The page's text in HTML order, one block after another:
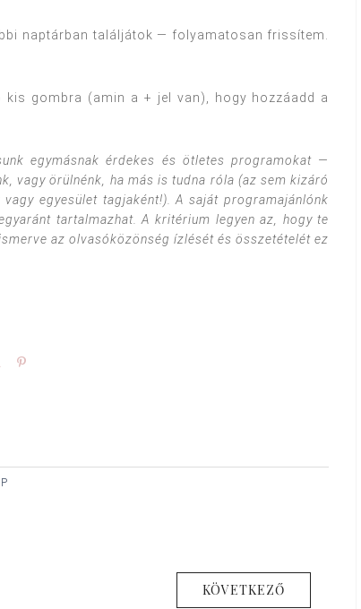
naptárban találjátok — folyamatosan frissítem.
gombra (amin a + jel van), hogy hozzáadd a
egymásnak érdekes és ötletes programokat —
vagy örülnénk, ha más is tudna róla (az sem kizáró
egyesület tagjaként!). A saját programajánlónk
tartalmazhat. A kritérium legyen az, hogy te
az olvasóközönség ízlését és összetételét ez
Share
KÖVETKEZŐ